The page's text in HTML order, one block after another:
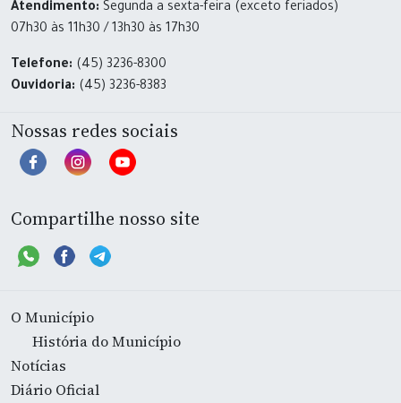
Atendimento: Segunda a sexta-feira (exceto feriados)
07h30 às 11h30 / 13h30 às 17h30
Telefone: (45) 3236-8300
Ouvidoria: (45) 3236-8383
Nossas redes sociais
Compartilhe nosso site
O Município
História do Município
Notícias
Diário Oficial